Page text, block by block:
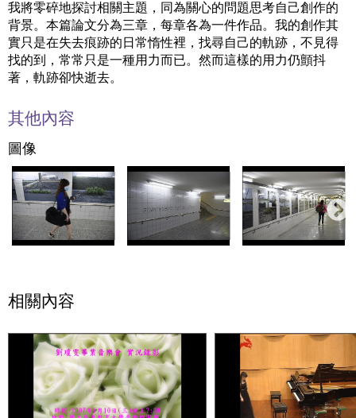
我將零碎地探討相關主題，同為關心的問題思考自己創作的
背景。本篇論文分為三章，每章各為一件作品。我的創作其
實只是在失去痕跡的日常惰性裡，找尋自己的軌跡，不見得
找的到，常常只是一種用力而已。然而這樣的用力仍顫抖
著，軌跡卻快逝去。
其他內容
圖像
相關內容